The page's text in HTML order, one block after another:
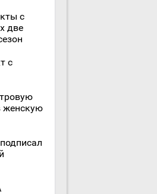
с
две
с
женскую